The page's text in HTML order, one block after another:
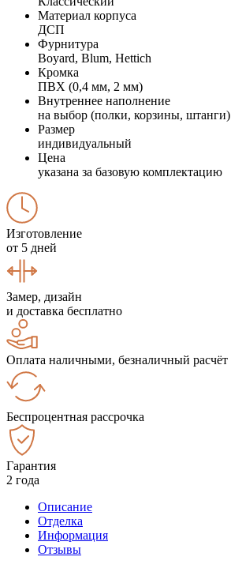
Материал корпуса
ДСП
Фурнитура
Boyard, Blum, Hettich
Кромка
ПВХ (0,4 мм, 2 мм)
Внутреннее наполнение
на выбор (полки, корзины, штанги)
Размер
индивидуальный
Цена
указана за базовую комплектацию
Изготовление
от 5 дней
Замер, дизайн
и доставка бесплатно
Оплата наличными, безналичный расчёт
Беспроцентная рассрочка
Гарантия
2 года
Описание
Отделка
Информация
Отзывы